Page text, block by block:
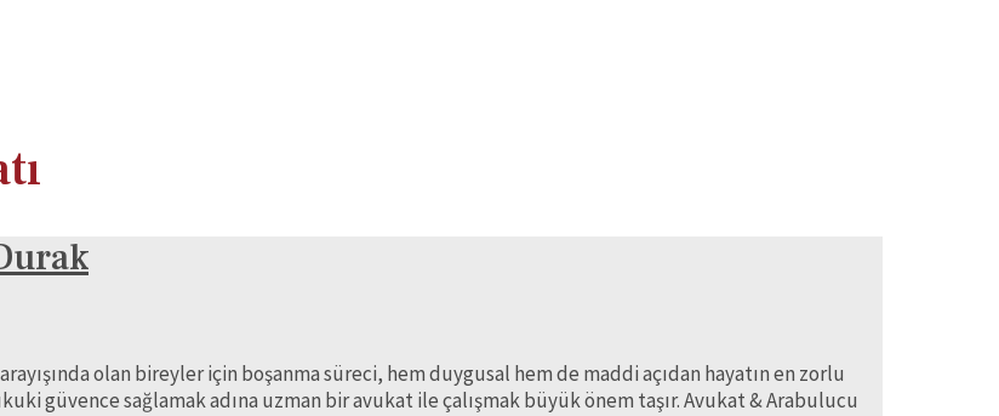
olan bireyler için boşanma süreci, hem duygusal hem de maddi açıdan hayatın en zorlu
güvence sağlamak adına uzman bir avukat ile çalışmak büyük önem taşır. Avukat & Arabulucu